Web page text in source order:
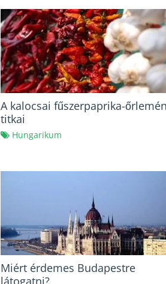
A kalocsai fűszerpaprika-
titkai
Hungarikum
Miért érdemes Budapestre
látogatni?